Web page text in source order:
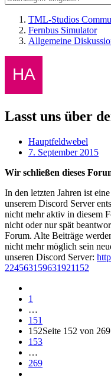
TML-Studios
Fernbus Simulator
Allgemeine
Lasst uns über
Hauptfeldwebel
7. September 2015
Wir schließen dieses
In den letzten Jahren ist
unserem Discord Server
nicht mehr aktiv in diesem
nicht oder nur spät
Forum. Alte Beiträge
nicht mehr möglich sein
unseren Discord Server:
224563159631921152
1
…
151
152Seite 152 von 269
153
…
269